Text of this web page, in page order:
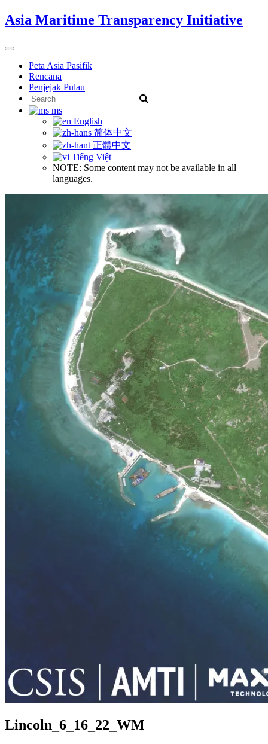
Skip
to
Asia Maritime Transparency Initiative
Toggle
navigationPeta Asia Pasifik
Rencana
Penjejak Pulau
Search
for:
ms
English
简体中文
正體中文
Tiếng Việt
NOTE: Some content may not be available in all
languages.
Lincoln_6_16_22_WM